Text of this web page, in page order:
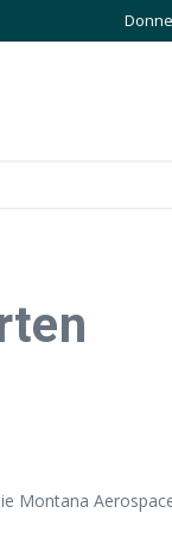
Montana